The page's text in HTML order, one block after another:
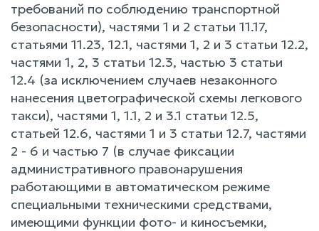
требований по соблюдению транспортной
безопасности), частями 1 и 2 статьи 11.17,
статьями 11.23, 12.1, частями 1, 2 и 3 статьи 12.2,
частями 1, 2, 3 статьи 12.3, частью 3 статьи
12.4 (за исключением случаев незаконного
нанесения цветографической схемы легкового
такси), частями 1, 1.1, 2 и 3.1 статьи 12.5,
статьей 12.6, частями 1 и 3 статьи 12.7, частями
2 - 6 и частью 7 (в случае фиксации
административного правонарушения
работающими в автоматическом режиме
специальными техническими средствами,
имеющими функции фото- и киносъемки,